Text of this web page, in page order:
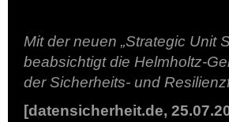
Mit der neuen „Strategic Unit
beabsichtigt die Helmholtz-
der Sicherheits- und
[datensicherheit.de,